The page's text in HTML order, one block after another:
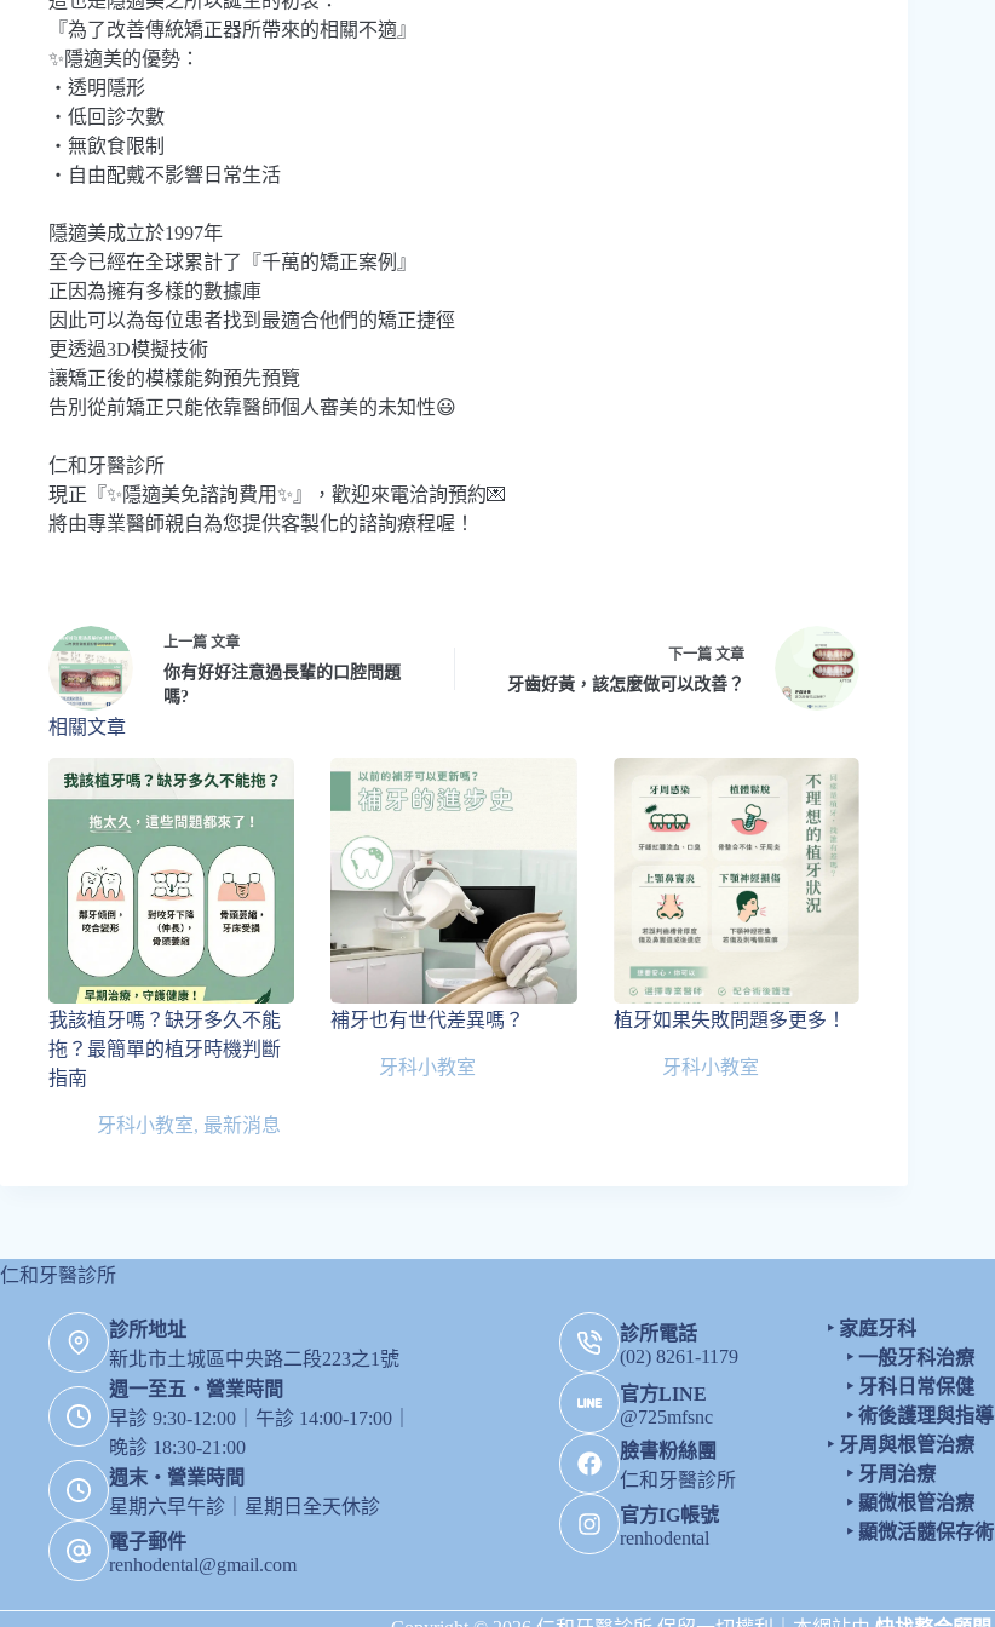
『為了改善傳統矯正器所帶來的相關不適』
✨隱適美的優勢：
・透明隱形
・低回診次數
・無飲食限制
・自由配戴不影響日常生活
隱適美成立於1997年
至今已經在全球累計了『千萬的矯正案例』
正因為擁有多樣的數據庫
因此可以為每位患者找到最適合他們的矯正捷徑
更透過3D模擬技術
讓矯正後的模樣能夠預先預覽
告別從前矯正只能依靠醫師個人審美的未知性😃
仁和牙醫診所
現正『✨隱適美免諮詢費用✨』，歡迎來電洽詢預約💌
將由專業醫師親自為您提供客製化的諮詢療程喔！
上一篇 文章
你有好好注意過長輩的口腔問題
嗎?
下一篇 文章
牙齒好黃，該怎麼做可以改善？
相關文章
我該植牙嗎？缺牙多久不能
拖？最簡單的植牙時機判斷
指南
牙科小教室, 最新消息
補牙也有世代差異嗎？
牙科小教室
植牙如果失敗問題多更多！
牙科小教室
仁和牙醫診所
診所地址
新北市土城區中央路二段223之1號
週一至五・營業時間
早診 9:30-12:00｜午診 14:00-17:00｜
晚診 18:30-21:00
週末・營業時間
星期六早午診｜星期日全天休診
電子郵件
renhodental@gmail.com
診所電話
(02) 8261-1179
官方LINE
@725mfsnc
臉書粉絲團
仁和牙醫診所
官方IG帳號
renhodental
‣ 家庭牙科
‣ 一般牙科治療
‣ 牙科日常保健
‣ 術後護理與指導
‣ 牙周與根管治療
‣ 牙周治療
‣ 顯微根管治療
‣ 顯微活髓保存術